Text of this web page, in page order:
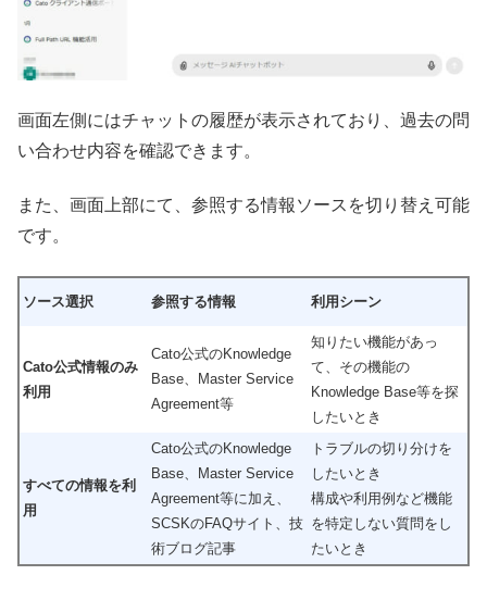
画面左側にはチャットの履歴が表示されており、過去の問
い合わせ内容を確認できます。
また、画面上部にて、参照する情報ソースを切り替え可能
です。
ソース選択 参照する情報 利用シーン
Cato公式情報のみ
利用
Cato公式のKnowledge
Base、Master Service
Agreement等
知りたい機能があっ
て、その機能の
Knowledge Base等を探
したいとき
すべての情報を利
用
Cato公式のKnowledge
Base、Master Service
Agreement等に加え、
SCSKのFAQサイト、技
術ブログ記事
トラブルの切り分けを
したいとき
構成や利用例など機能
を特定しない質問をし
たいとき